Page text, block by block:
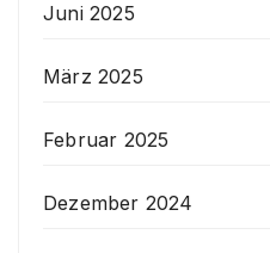
Juni 2025
März 2025
Februar 2025
Dezember 2024